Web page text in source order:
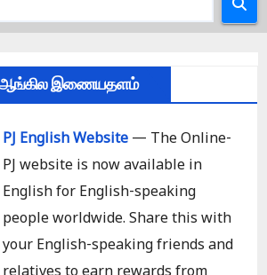
இணையதளம்
PJ English Website— The Online-
PJ website is now available in
English for English-speaking
people worldwide. Share this with
your English-speaking friends and